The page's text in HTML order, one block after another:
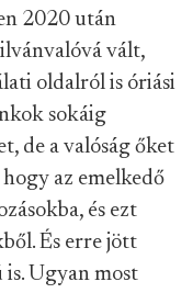
2020 után
vált,
oldalról is óriási
sokáig
de a valóság őket
az emelkedő
és ezt
És erre jött
Ugyan most